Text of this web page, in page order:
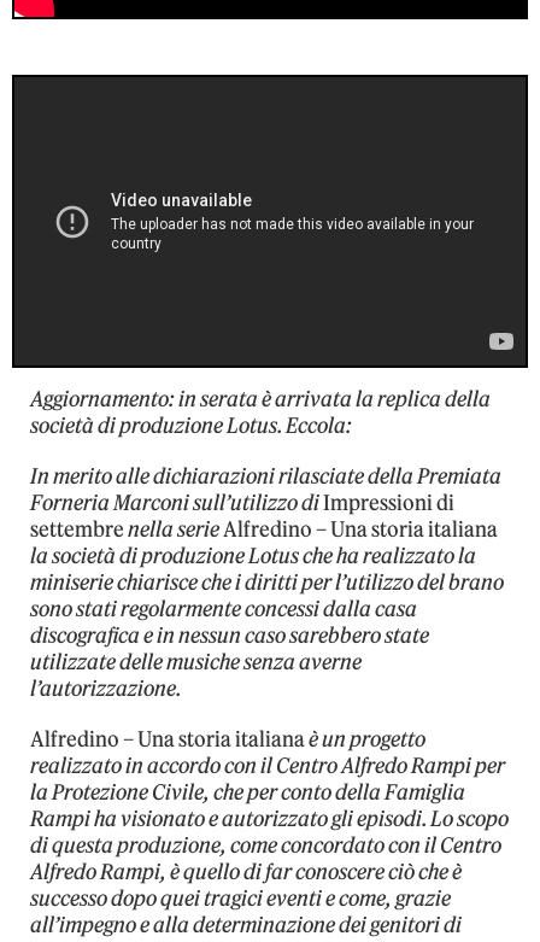
Aggiornamento: in serata è arrivata la replica della
società di produzione Lotus. Eccola:
In merito alle dichiarazioni rilasciate della Premiata
Forneria Marconi sull’utilizzo diImpressioni di
settembrenella serieAlfredino – Una storia italiana
la società di produzione Lotus che ha realizzato la
miniserie chiarisce che i diritti per l’utilizzo del brano
sono stati regolarmente concessi dalla casa
discografica e in nessun caso sarebbero state
utilizzate delle musiche senza averne
l’autorizzazione.
Alfredino – Una storia italianaè un progetto
realizzato in accordo con il Centro Alfredo Rampi per
la Protezione Civile, che per conto della Famiglia
Rampi ha visionato e autorizzato gli episodi. Lo scopo
di questa produzione, come concordato con il Centro
Alfredo Rampi, è quello di far conoscere ciò che è
successo dopo quei tragici eventi e come, grazie
all’impegno e alla determinazione dei genitori di